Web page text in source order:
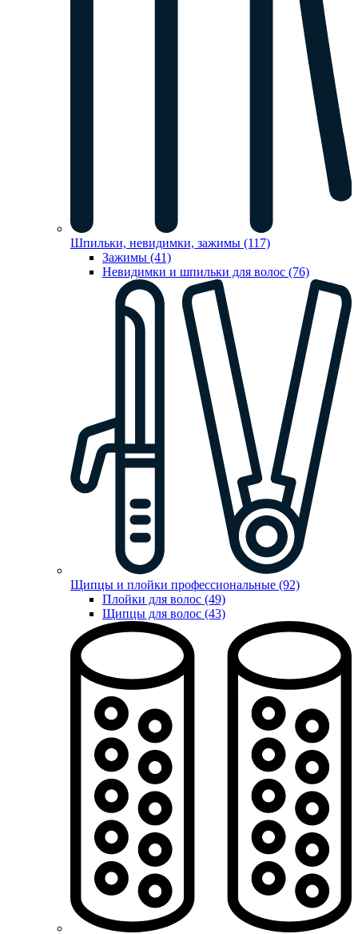
Шпильки, невидимки, зажимы (117)
Зажимы (41)
Невидимки и шпильки для волос (76)
Щипцы и плойки профессиональные (92)
Плойки для волос (49)
Щипцы для волос (43)